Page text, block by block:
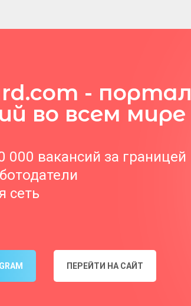
- портал
во всем мире
000 вакансий за границей
сеть
ПЕРЕЙТИ НА САЙТ